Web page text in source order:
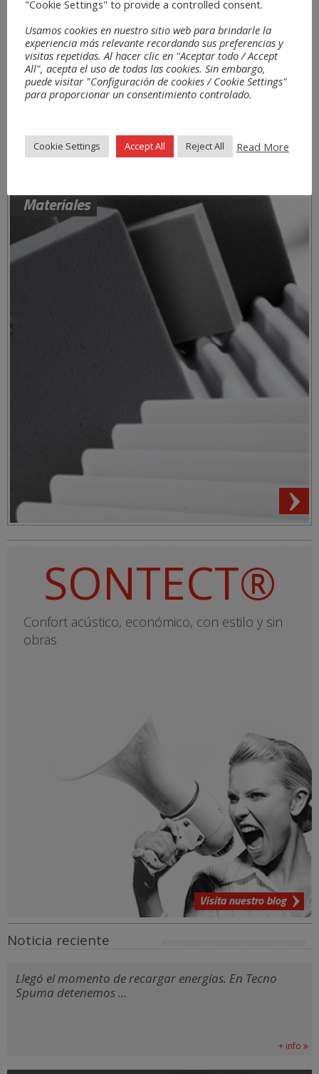
Materiales
SONTECT®
Confort acústico, económico, con estilo y sin
obras
Visita nuestro blog
Noticia reciente
Llegó el momento de recargar energías. En Tecno
Spuma detenemos ...
+ info
"Cookie Settings" to provide a controlled consent.
Usamos cookies en nuestro sitio web para brindarle la
experiencia más relevante recordando sus preferencias y
visitas repetidas. Al hacer clic en "Aceptar todo / Accept
All", acepta el uso de todas las cookies. Sin embargo,
puede visitar "Configuración de cookies / Cookie Settings"
para proporcionar un consentimiento controlado.
Cookie Settings Accept All Reject All Read More